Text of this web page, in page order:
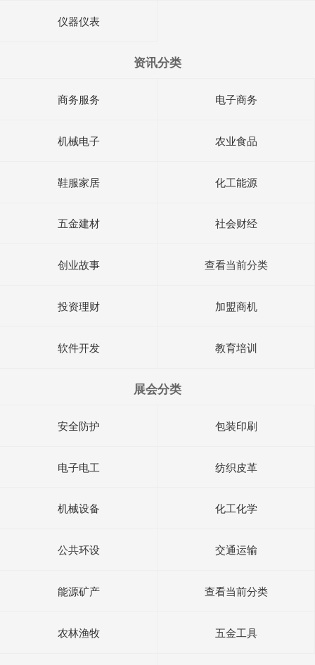
仪器仪表
资讯分类
商务服务 电子商务
机械电子 农业食品
鞋服家居 化工能源
五金建材 社会财经
创业故事 查看当前分类
投资理财 加盟商机
软件开发 教育培训
展会分类
安全防护 包装印刷
电子电工 纺织皮革
机械设备 化工化学
公共环设 交通运输
能源矿产 查看当前分类
农林渔牧 五金工具